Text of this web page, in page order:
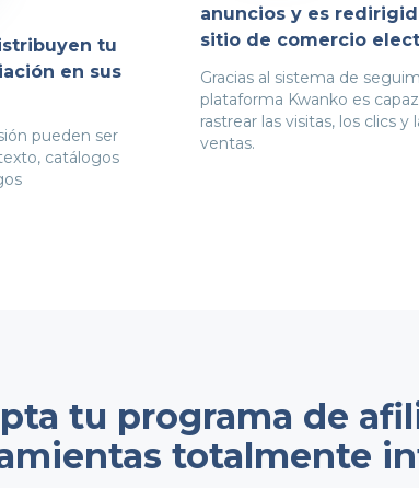
tu
en sus
pueden ser
catálogos
anuncios y es
sitio de comercio
Gracias al sistema de
plataforma Kwanko es
rastrear las visitas, los clics y
ventas.
tu programa de
totalmente